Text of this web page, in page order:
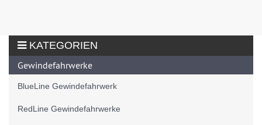
KATEGORIEN
Gewindefahrwerke
BlueLine Gewindefahrwerk
RedLine Gewindefahrwerke